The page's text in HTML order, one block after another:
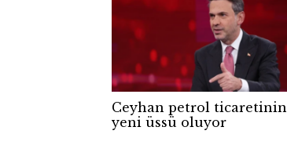
Ceyhan petrol ticaretinin
yeni üssü oluyor